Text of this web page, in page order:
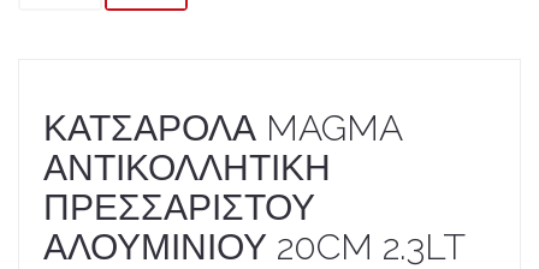
ΚΑΤΣΑΡΟΛΑ MAGMA
ΑΝΤΙΚΟΛΛΗΤΙΚΗ
ΠΡΕΣΣΑΡΙΣΤΟΥ
ΑΛΟΥΜΙΝΙΟΥ 20CM 2.3LT